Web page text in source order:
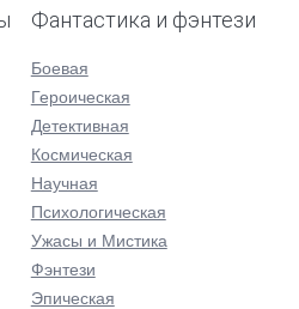
Фантастика и фэнтези
Боевая
Героическая
Детективная
Космическая
Научная
Психологическая
Ужасы и Мистика
Фэнтези
Эпическая